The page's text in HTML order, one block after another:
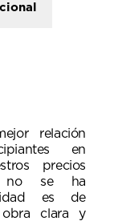
relación
en
precios
no se ha
es de
clara y